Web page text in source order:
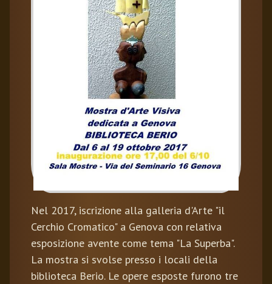
Nel 2017, iscrizione alla galleria d'Arte "il
Cerchio Cromatico" a Genova con relativa
esposizione avente come tema "La Superba".
La mostra si svolse presso i locali della
biblioteca Berio. Le opere esposte furono tre